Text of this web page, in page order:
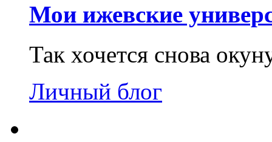
Мои ижевские
Так хочется снова
Личный блог